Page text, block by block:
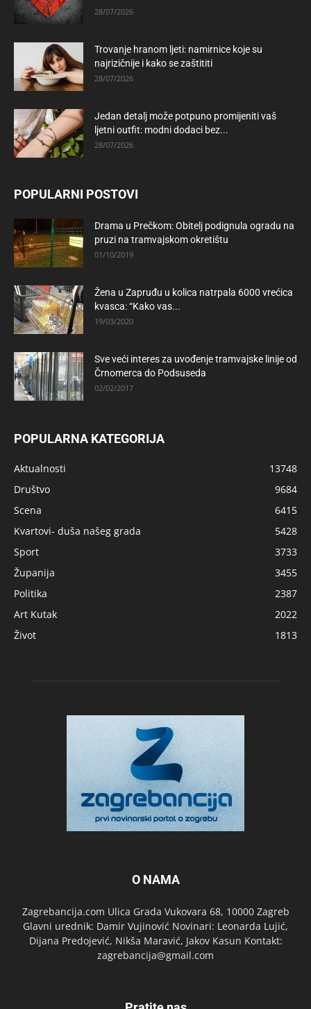
28/07/2026
Trovanje hranom ljeti: namirnice koje su
najrizičnije i kako se zaštititi
28/07/2026
Jedan detalj može potpuno promijeniti vaš
ljetni outfit: modni dodaci bez...
28/07/2026
POPULARNI POSTOVI
Drama u Prečkom: Obitelj podignula ogradu na
pruzi na tramvajskom okretištu
01/10/2019
Žena u Zapruđu u kolica natrpala 6000 vrećica
kvasca: “Kako vas...
19/03/2020
Sve veći interes za uvođenje tramvajske linije od
Črnomerca do Podsuseda
02/02/2017
POPULARNA KATEGORIJA
Aktualnosti
13748
Društvo
9684
Scena
6415
Kvartovi- duša našeg grada
5428
Sport
3733
Županija
3455
Politika
2387
Art Kutak
2022
Život
1813
O NAMA
Zagrebancija.com Ulica Grada Vukovara 68, 10000 Zagreb
Glavni urednik: Damir Vujinović Novinari: Leonarda Lujić,
Dijana Predojević, Nikša Maravić, Jakov Kasun Kontakt:
zagrebancija@gmail.com